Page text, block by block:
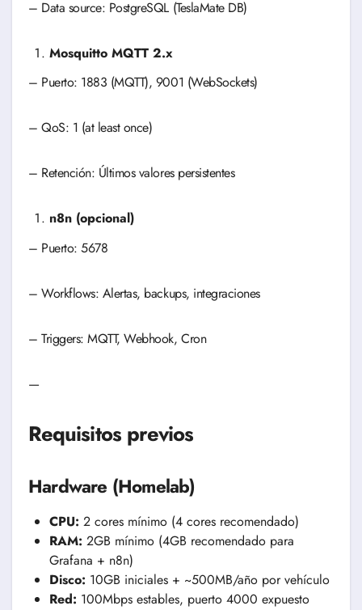
– Data source: PostgreSQL (TeslaMate DB)
Mosquitto MQTT 2.x
– Puerto: 1883 (MQTT), 9001 (WebSockets)
– QoS: 1 (at least once)
– Retención: Últimos valores persistentes
n8n (opcional)
– Puerto: 5678
– Workflows: Alertas, backups, integraciones
– Triggers: MQTT, Webhook, Cron
—
Requisitos previos
Hardware (Homelab)
CPU: 2 cores mínimo (4 cores recomendado)
RAM: 2GB mínimo (4GB recomendado para
Grafana + n8n)
Disco: 10GB iniciales + ~500MB/año por vehículo
Red: 100Mbps estables, puerto 4000 expuesto